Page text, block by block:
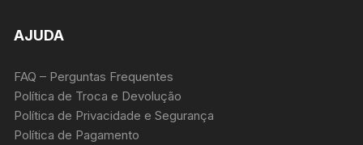
AJUDA
FAQ – Perguntas Frequentes
Política de Troca e Devolução
Política de Privacidade e Segurança
Política de Pagamento